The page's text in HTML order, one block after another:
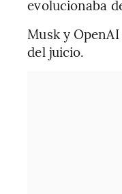
evolucionaba
Musk y
del juicio.